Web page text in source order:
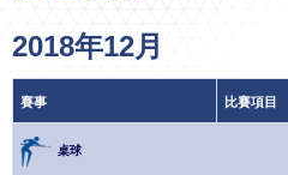
2018年12月
賽事 比賽項目
桌球